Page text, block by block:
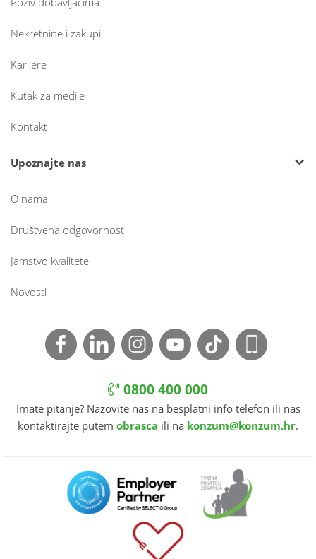
Nekretnine i zakupi
Karijere
Kutak za medije
Kontakt
Upoznajte nas
O nama
Društvena odgovornost
Jamstvo kvalitete
Novosti
0800 400 000
Imate pitanje? Nazovite nas na besplatni info telefon ili nas
kontaktirajte putem obrasca ili na konzum@konzum.hr.